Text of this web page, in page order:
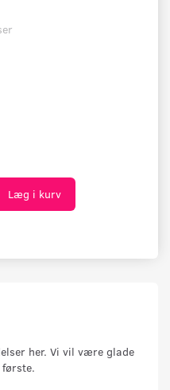
Læg i kurv
her. Vi vil være glade